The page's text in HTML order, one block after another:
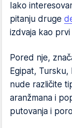
Iako
pitanju druge
izdvaja kao
Pored nje,
Egipat, Tursku,
nude različite
aranžmana i
putovanja i